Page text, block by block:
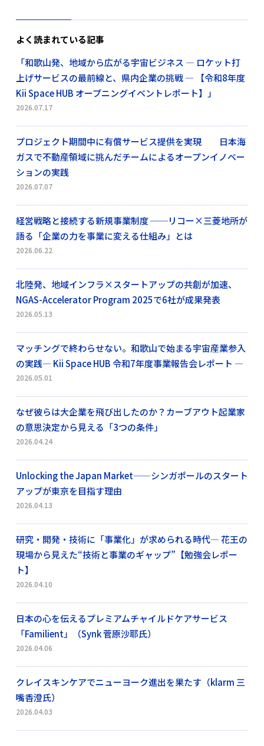
よく読まれている記事
「和歌山発、地域から広がる宇宙ビジネス ― ロケット打
上げサービスの最前線と、県内企業の挑戦 ― 【令和8年度
Kii Space HUB オープニングイベントレポート】」
2026.07.17
プロジェクト期間中に有償サービス提供を実現 日本海
ガスで不動産領域に挑んだチームによるオープンイノベー
ションの実践
2026.07.07
経営戦略と接続する新規事業制度 ──リコー×三菱地所が
語る「企業の力を事業に変える仕組み」とは
2026.06.22
北陸発、地域インフラ×スタートアップの共創が加速、
NGAS-Accelerator Program 2025で6社が成果発表
2026.05.13
マッチングで終わらせない。和歌山で始まる宇宙産業参入
の実践― Kii Space HUB 令和7年度事業報告会レポート ―
2026.05.01
なぜ彼らは大企業を飛び出したのか？カーブアウト起業家
の意思決定から見える「3つの条件」
2026.04.24
Unlocking the Japan Market——シンガポールのスタート
アップが東京を目指す理由
2026.04.13
研究・開発・技術に「事業化」が求められる時代― 花王の
現場から見えた“技術と事業のギャップ”【勉強会レポー
ト】
2026.04.10
日本の心を伝えるプレミアムチャイルドケアサービス
「Familient」（Synk 菅原沙耶氏）
2026.04.06
クレイスキンケアでニューヨーク進出を果たす（klarm 三
嘴香澄氏）
2026.04.03